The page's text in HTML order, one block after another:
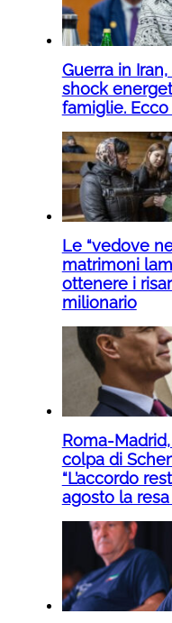
Guerra in Iran,
shock
famiglie.
Le “vedove
matrimoni
ottenere i
milionario
Roma-Madrid,
colpa di
“L’accordo
agosto la